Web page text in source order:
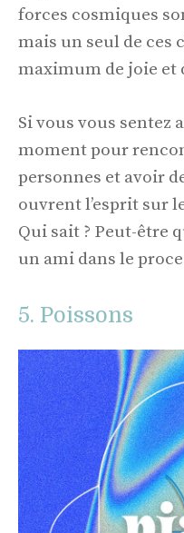
forces cosmiques
mais un seul de ces
maximum de joie et
Si vous vous sentez
moment pour
personnes et avoir
ouvrent l’esprit sur
Qui sait ? Peut-être
un ami dans le
5. Poissons